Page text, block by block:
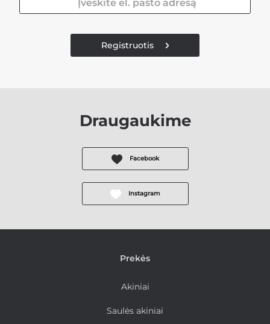
Registruotis
Draugaukime
Facebook
Instagram
Prekės
Akiniai
Saulės akiniai